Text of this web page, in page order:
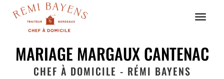
Menu
MARIAGE MARGAUX CANTENAC
CHEF À DOMICILE - RÉMI BAYENS